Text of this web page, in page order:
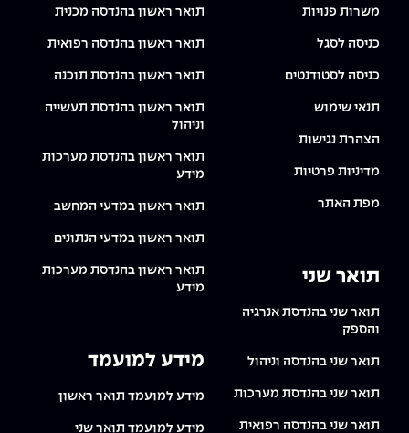
משרות פנויות
כניסה לסגל
כניסה לסטודנטים
תנאי שימוש
הצהרת נגישות
מדיניות פרטיות
מפת האתר
תואר שני
תואר שני בהנדסת אנרגיה
והספק
תואר שני בהנדסה וניהול
תואר שני בהנדסת מערכות
תואר שני בהנדסה רפואית
תואר ראשון בהנדסה מכנית
תואר ראשון בהנדסה רפואית
תואר ראשון בהנדסת תוכנה
תואר ראשון בהנדסת תעשייה
וניהול
תואר ראשון בהנדסת מערכות
מידע
תואר ראשון במדעי המחשב
תואר ראשון במדעי הנתונים
תואר ראשון בהנדסת מערכות
מידע
מידע למועמד
מידע למועמד תואר ראשון
מידע למועמד תואר שני